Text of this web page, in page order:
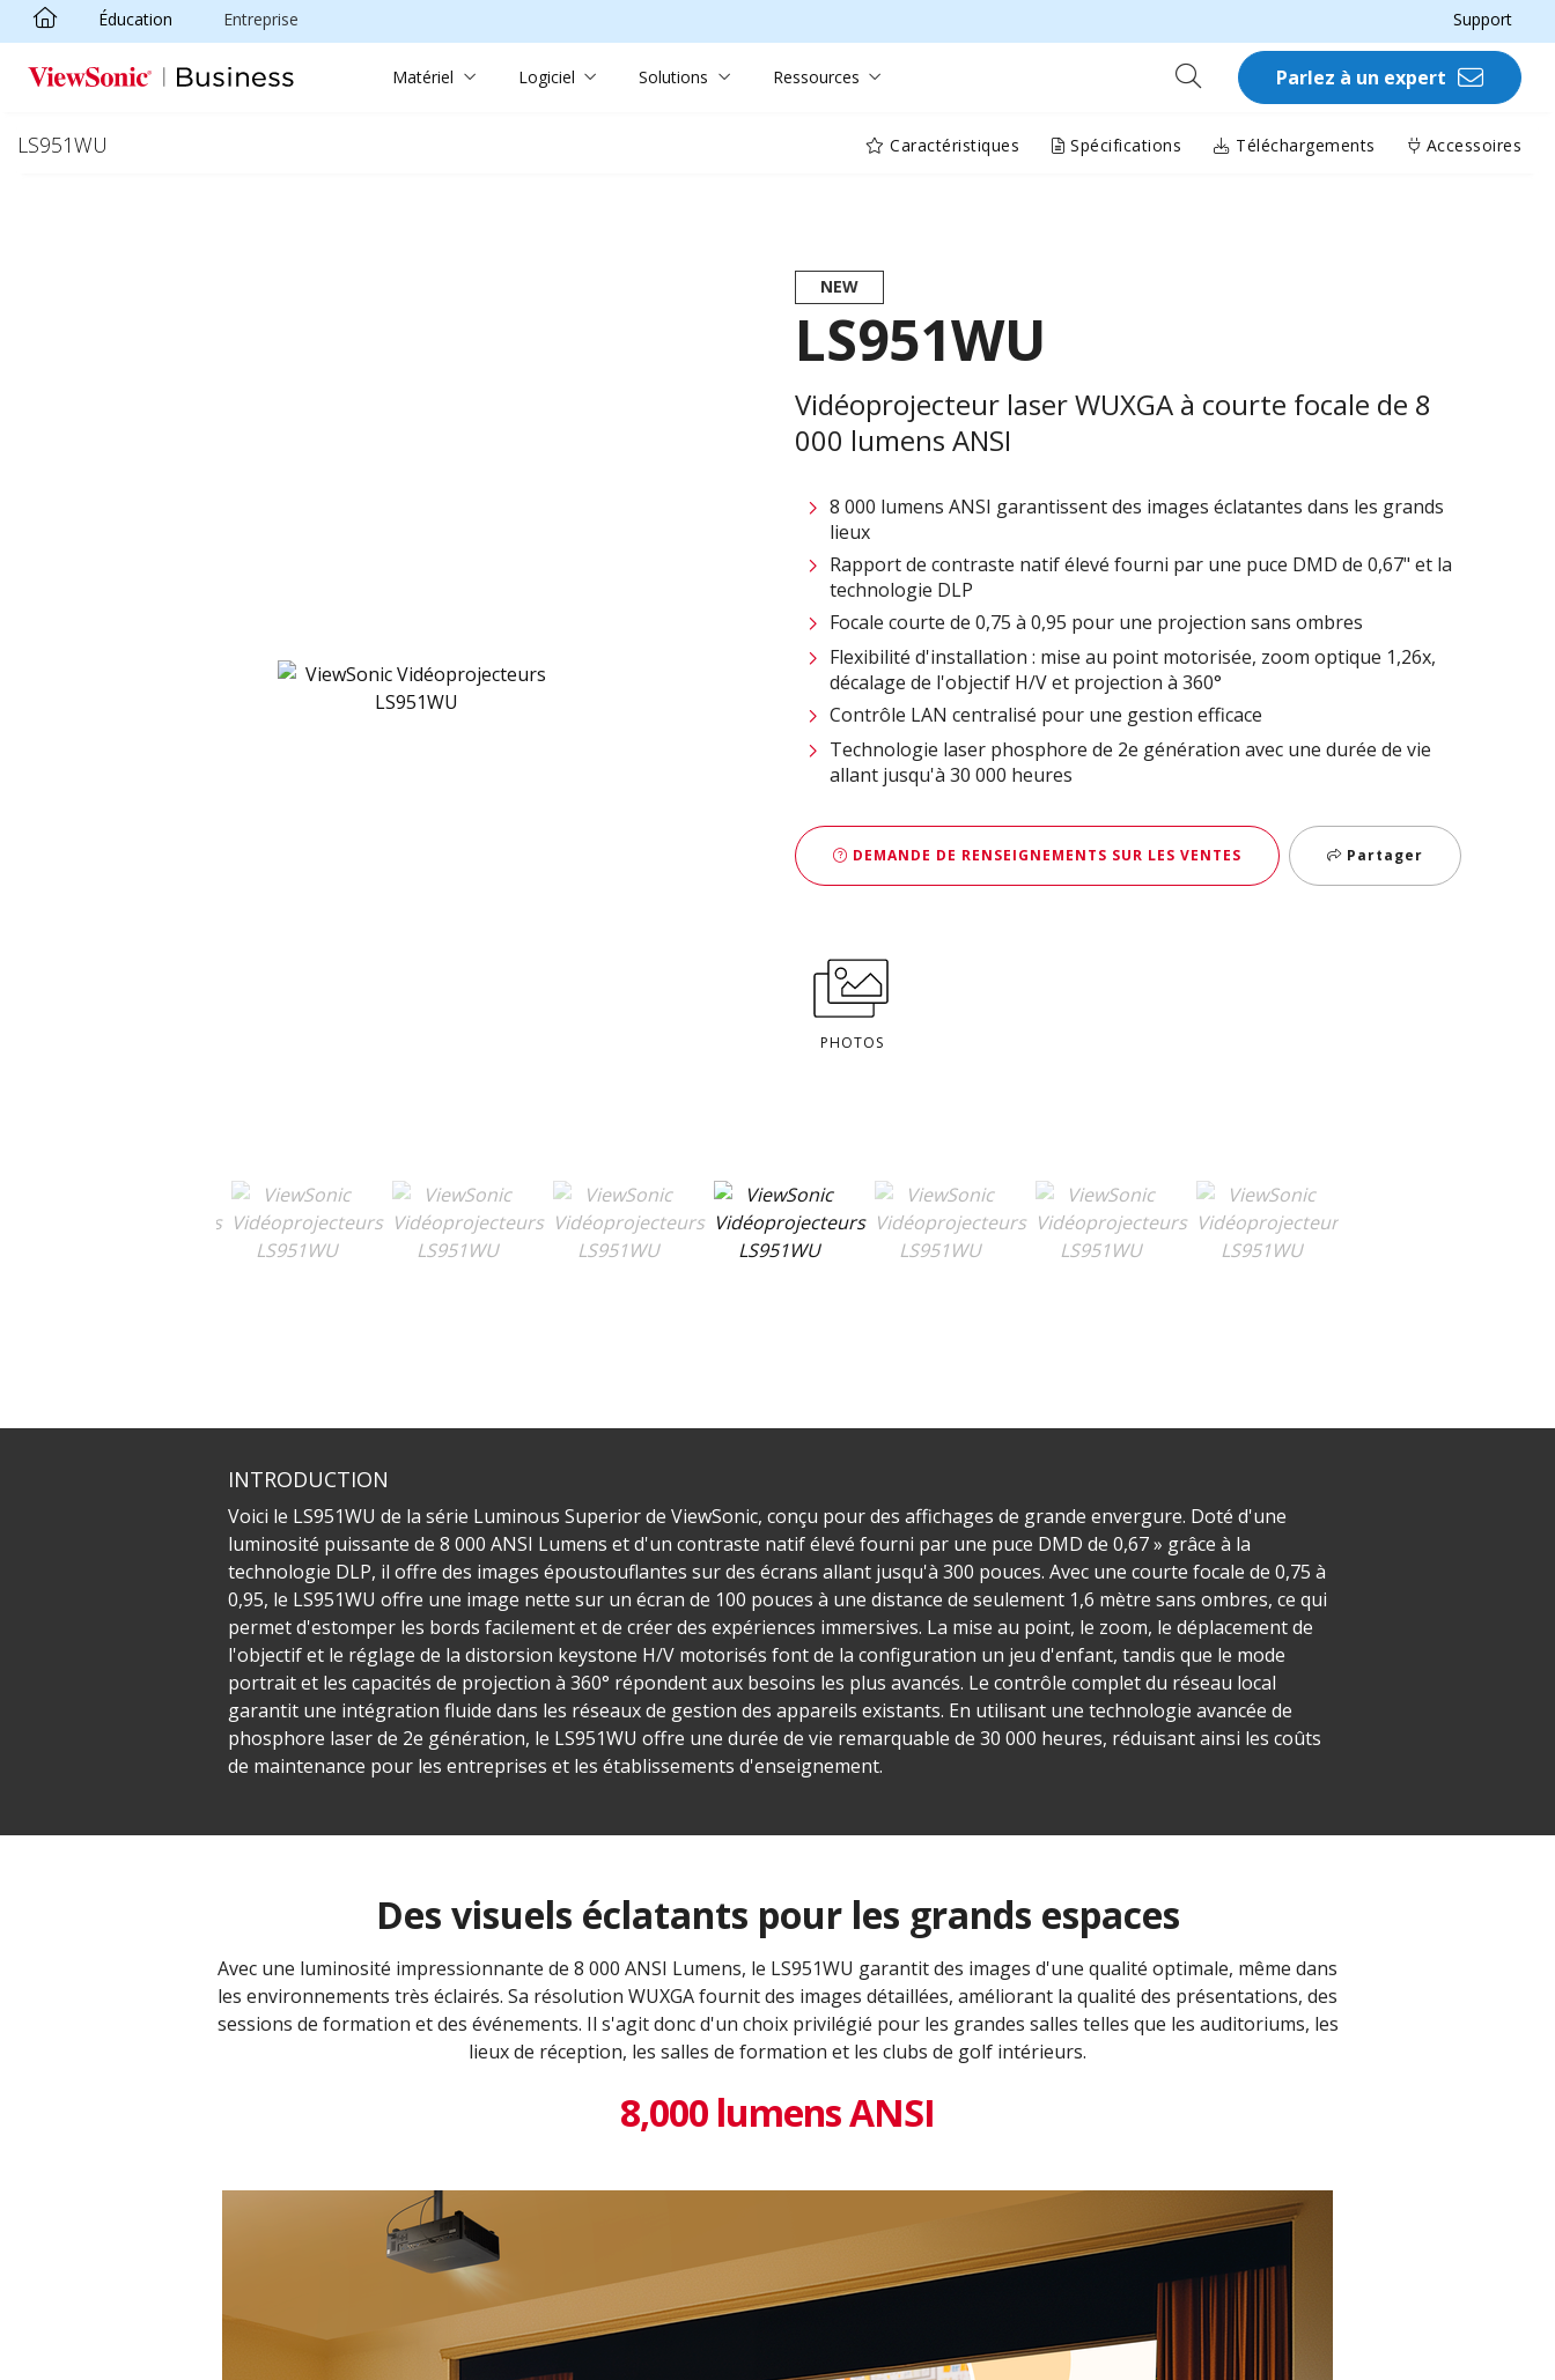
Passer au contenu principal
Éducation Entreprise Support
Matériel Logiciel Solutions Ressources Parlez à un expert
LS951WU Caractéristiques Spécifications Téléchargements Accessoires
NEW
LS951WU
Vidéoprojecteur laser WUXGA à courte focale de 8
000 lumens ANSI
8 000 lumens ANSI garantissent des images éclatantes dans les grands
lieux
Rapport de contraste natif élevé fourni par une puce DMD de 0,67" et la
technologie DLP
Focale courte de 0,75 à 0,95 pour une projection sans ombres
Flexibilité d'installation : mise au point motorisée, zoom optique 1,26x,
décalage de l'objectif H/V et projection à 360°
Contrôle LAN centralisé pour une gestion efficace
Technologie laser phosphore de 2e génération avec une durée de vie
allant jusqu'à 30 000 heures
DEMANDE DE RENSEIGNEMENTS SUR LES VENTES Partager
PHOTOS
INTRODUCTION
Voici le LS951WU de la série Luminous Superior de ViewSonic, conçu pour des affichages de grande envergure. Doté d'une
luminosité puissante de 8 000 ANSI Lumens et d'un contraste natif élevé fourni par une puce DMD de 0,67 » grâce à la
technologie DLP, il offre des images époustouflantes sur des écrans allant jusqu'à 300 pouces. Avec une courte focale de 0,75 à
0,95, le LS951WU offre une image nette sur un écran de 100 pouces à une distance de seulement 1,6 mètre sans ombres, ce qui
permet d'estomper les bords facilement et de créer des expériences immersives. La mise au point, le zoom, le déplacement de
l'objectif et le réglage de la distorsion keystone H/V motorisés font de la configuration un jeu d'enfant, tandis que le mode
portrait et les capacités de projection à 360° répondent aux besoins les plus avancés. Le contrôle complet du réseau local
garantit une intégration fluide dans les réseaux de gestion des appareils existants. En utilisant une technologie avancée de
phosphore laser de 2e génération, le LS951WU offre une durée de vie remarquable de 30 000 heures, réduisant ainsi les coûts
de maintenance pour les entreprises et les établissements d'enseignement.
Des visuels éclatants pour les grands espaces
Avec une luminosité impressionnante de 8 000 ANSI Lumens, le LS951WU garantit des images d'une qualité optimale, même dans
les environnements très éclairés. Sa résolution WUXGA fournit des images détaillées, améliorant la qualité des présentations, des
sessions de formation et des événements. Il s'agit donc d'un choix privilégié pour les grandes salles telles que les auditoriums, les
lieux de réception, les salles de formation et les clubs de golf intérieurs.
8,000 lumens ANSI